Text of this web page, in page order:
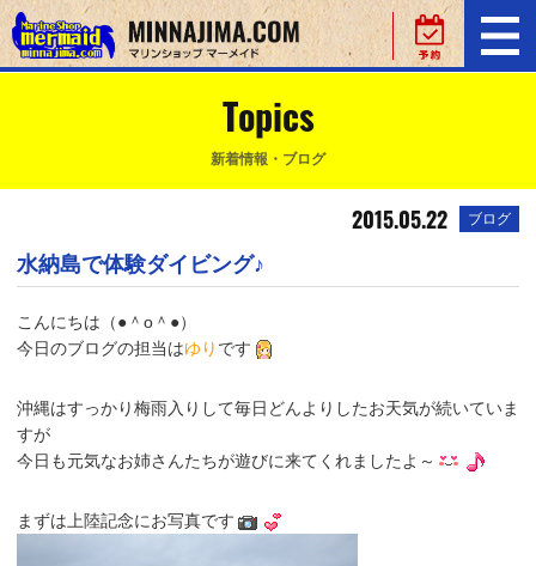
Topics
新着情報・ブログ
2015.05.22 ブログ
水納島で体験ダイビング♪
こんにちは（●＾o＾●）
今日のブログの担当はゆり です
沖縄はすっかり梅雨入りして毎日どんよりしたお天気が続いていま
すが
今日も元気なお姉さんたちが遊びに来てくれましたよ～
まずは上陸記念にお写真です